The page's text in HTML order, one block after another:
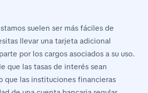
suelen ser más fáciles de
llevar una tarjeta adicional
por los cargos asociados a su uso.
que las tasas de interés sean
que las instituciones financieras